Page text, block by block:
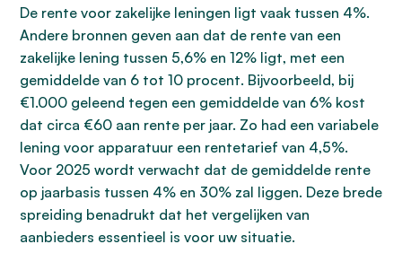
De rente voor zakelijke leningen ligt vaak tussen 4%.
Andere bronnen geven aan dat de rente van een
zakelijke lening tussen 5,6% en 12% ligt, met een
gemiddelde van 6 tot 10 procent. Bijvoorbeeld, bij
€1.000 geleend tegen een gemiddelde van 6% kost
dat circa €60 aan rente per jaar. Zo had een variabele
lening voor apparatuur een rentetarief van 4,5%.
Voor 2025 wordt verwacht dat de gemiddelde rente
op jaarbasis tussen 4% en 30% zal liggen. Deze brede
spreiding benadrukt dat het vergelijken van
aanbieders essentieel is voor uw situatie.